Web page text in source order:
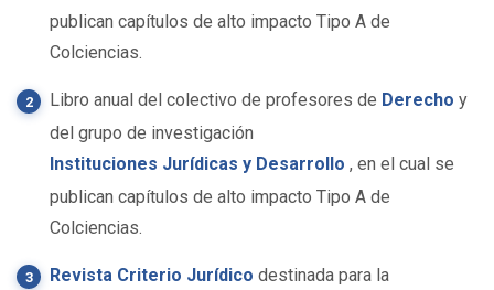
publican capítulos de alto impacto Tipo A de
Colciencias.
Libro anual del colectivo de profesores de Derecho y
del grupo de investigación
Instituciones Jurídicas y Desarrollo , en el cual se
publican capítulos de alto impacto Tipo A de
Colciencias.
Revista Criterio Jurídico destinada para la